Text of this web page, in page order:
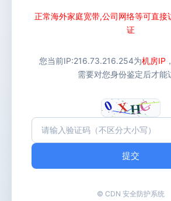
正常海外家庭宽带,公司网络等可直接
证
您当前IP:216.73.216.254为机房IP
需要对您身份鉴定后才能
提交
© CDN 安全防护系统